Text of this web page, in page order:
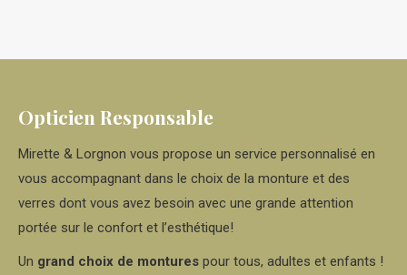
Opticien Responsable
Mirette & Lorgnon vous propose un service personnalisé en
vous accompagnant dans le choix de la monture et des
verres dont vous avez besoin avec une grande attention
portée sur le confort et l’esthétique!
Un grand choix de montures pour tous, adultes et enfants !